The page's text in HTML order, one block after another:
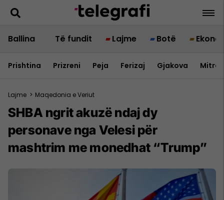
Ballina Të fundit Lajme Botë
Prishtina Prizreni Peja Ferizaj Gjakova
Lajme > Maqedonia e Veriut
SHBA ngrit akuzë ndaj dy
personave nga Velesi për
mashtrim me monedhat “Trump”